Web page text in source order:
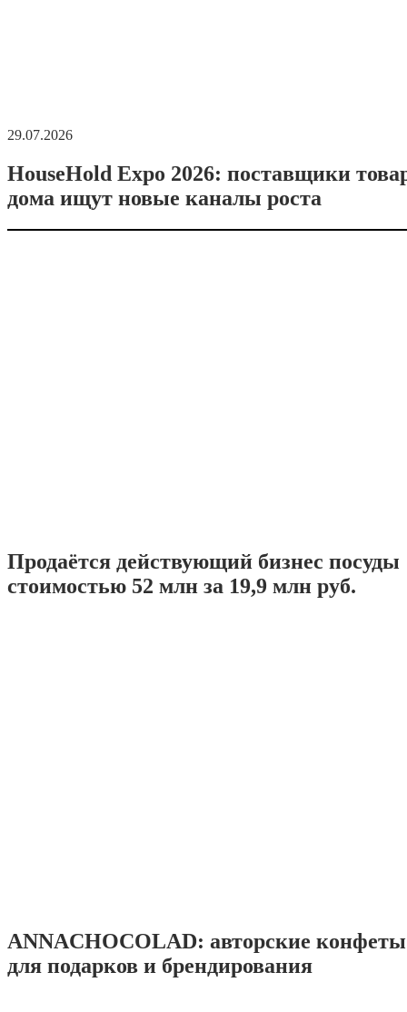
29.07.2026
HouseHold Expo 2026: поставщики
дома ищут новые каналы роста
Продаётся действующий бизнес посуды
стоимостью 52 млн за 19,9 млн руб.
ANNACHOCOLAD: авторские
для подарков и брендирования